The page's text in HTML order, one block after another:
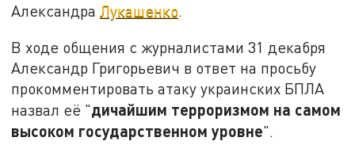
АлександраЛукашенко.
В ходе общения с журналистами 31 декабря
Александр Григорьевич в ответ на просьбу
прокомментировать атаку украинских БПЛА
назвал её "дичайшим терроризмом на самом
высоком государственном уровне".